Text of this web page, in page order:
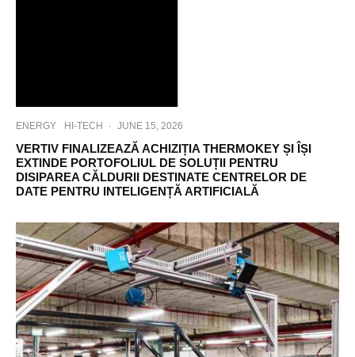
ENERGY HI-TECH · JUNE 15, 2026
VERTIV FINALIZEAZĂ ACHIZIȚIA THERMOKEY ȘI ÎȘI
EXTINDE PORTOFOLIUL DE SOLUȚII PENTRU
DISIPAREA CĂLDURII DESTINATE CENTRELOR DE
DATE PENTRU INTELIGENȚĂ ARTIFICIALĂ